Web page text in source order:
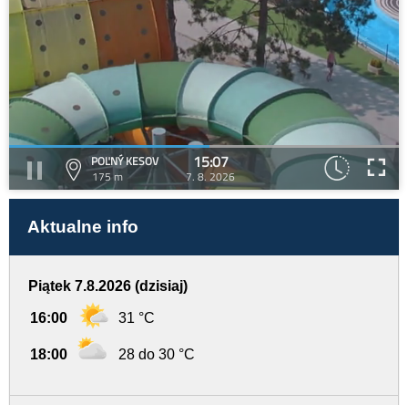
POĽNÝ KESOV
175 m
15:07
7. 8. 2026
Aktualne info
Piątek 7.8.2026 (dzisiaj)
16:00 31 °C
18:00 28 do 30 °C